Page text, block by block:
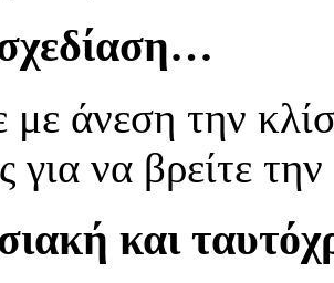
με άνεση την
για να βρείτε
και